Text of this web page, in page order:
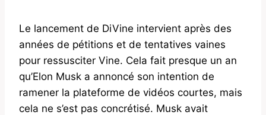
Le lancement de DiVine intervient après des
années de pétitions et de tentatives vaines
pour ressusciter Vine. Cela fait presque un an
qu’Elon Musk a annoncé son intention de
ramener la plateforme de vidéos courtes, mais
cela ne s’est pas concrétisé. Musk avait